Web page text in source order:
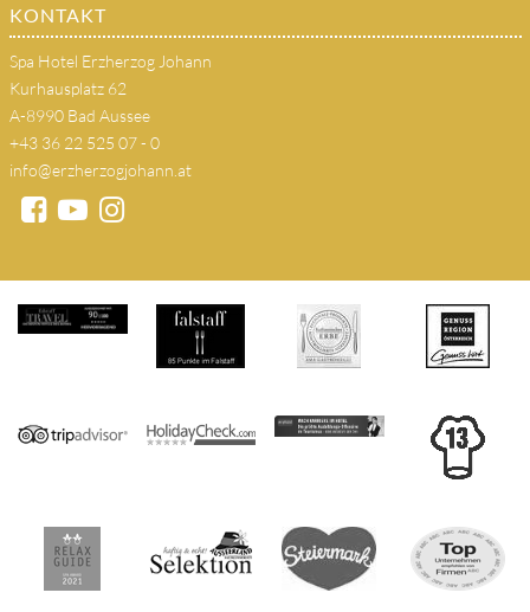
KONTAKT
Spa Hotel Erzherzog Johann
Kurhausplatz 62
A-8990 Bad Aussee
+43 36 22 525 07 - 0
info@erzherzogjohann.at